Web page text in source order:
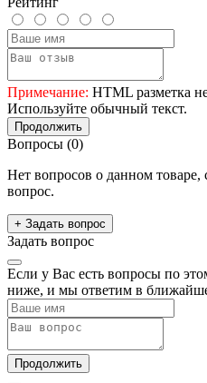
Примечание: HTML разметка
Используйте обычный текст.
Продолжить
Вопросы (0)
Нет вопросов о данном товаре,
вопрос.
+ Задать вопрос
Задать вопрос
Если у Вас есть вопросы по
ниже, и мы ответим в
Продолжить